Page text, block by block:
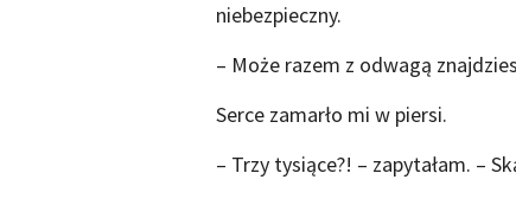
niebezpieczny.
– Może razem z odwagą
Serce zamarło mi w piersi.
– Trzy tysiące?! – zapytałam. –